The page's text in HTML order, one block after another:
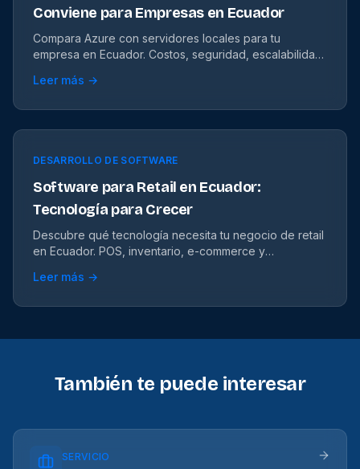
Conviene para Empresas en Ecuador
Compara Azure con servidores locales para tu
empresa en Ecuador. Costos, seguridad, escalabilidad
Leer más →
DESARROLLO DE SOFTWARE
Software para Retail en Ecuador:
Tecnología para Crecer
Descubre qué tecnología necesita tu negocio de retail
en Ecuador. POS, inventario, e-commerce y
Leer más →
También te puede interesar
SERVICIO